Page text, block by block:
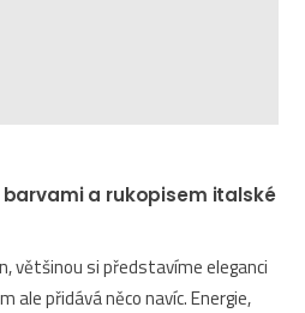
a rukopisem italské
většinou si představíme eleganci
ale přidává něco navíc. Energie,